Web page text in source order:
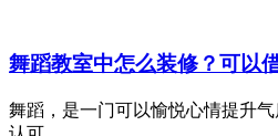
舞蹈教室中怎么装修？可以
舞蹈，是一门可以愉悦心情提升